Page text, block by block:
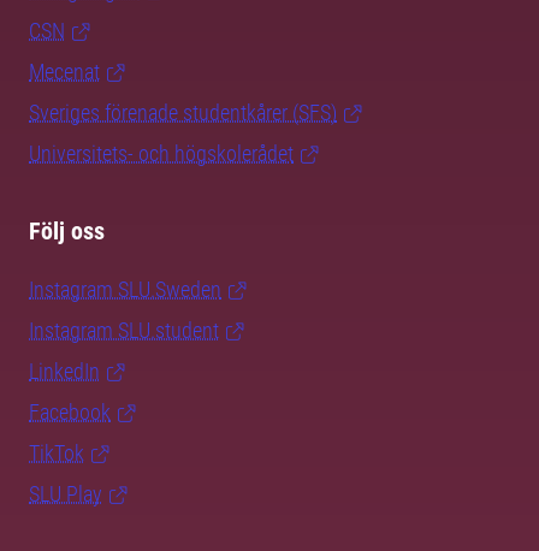
CSN
Mecenat
Sveriges förenade studentkårer (SFS)
Universitets- och högskolerådet
Följ oss
Instagram SLU.Sweden
Instagram SLU.student
LinkedIn
Facebook
TikTok
SLU Play